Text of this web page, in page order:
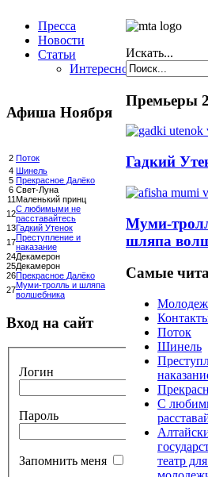
Пресса
Новости
Статьи
Интересное
Афиша Ноября
2 Поток
4 Шинель
5 Прекрасное Далёко
6 Свет-Луна
11Маленький принц
12С любимыми не
расставайтесь
13Гадкий Утенок
17Преступление и
наказание
24Декамерон
25Декамерон
26Прекрасное Далёко
27Муми-тролль и шляпа
волшебника
Вход на сайт
Логин
Пароль
Запомнить меня
Искать...
Премьеры
Гадкий
Муми-
шляпа
Самые
Поток
Шинель
С
театр